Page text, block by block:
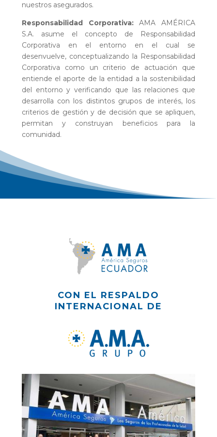
nuestros asegurados.
Responsabilidad Corporativa:AMA AMÉRICA
S.A. asume el concepto de Responsabilidad
Corporativa en el entorno en el cual se
desenvuelve, conceptualizando la Responsabilidad
Corporativa como un criterio de actuación que
entiende el aporte de la entidad a la sostenibilidad
del entorno y verificando que las relaciones que
desarrolla con los distintos grupos de interés, los
criterios de gestión y de decisión que se apliquen,
permitan y construyan beneficios para la
comunidad.
CON EL RESPALDO
INTERNACIONAL DE